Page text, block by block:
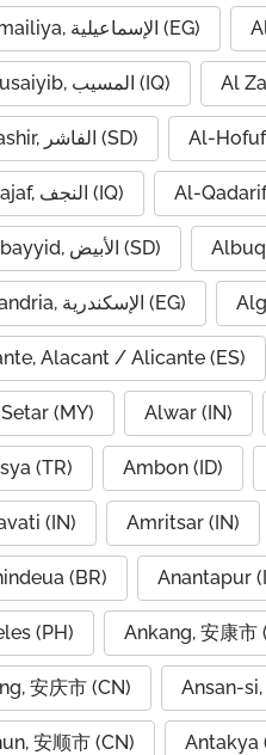
Al Ismailiya, الإسماعيلية (EG)
Al Musaiyib, المسيب (IQ)
Al-Fashir, الفاشر (SD)
Al-Najaf, النجف (IQ)
Al-Ubayyid, الأبيض (SD)
Alexandria, الإسكندرية (EG)
Alacant / Alicante (ES)
(MY) Alwar (IN)
(TR) Ambon (ID)
(IN) Amritsar (IN)
(BR) Anantapur
(PH) Ankang, 安康市
安庆市 (CN) Ansan-si,
安顺市 (CN) Antakya